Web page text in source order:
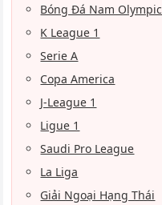
Bóng Đá Nam Olympic
K League 1
Serie A
Copa America
J-League 1
Ligue 1
Saudi Pro League
La Liga
Giải Ngoại Hạng Thái